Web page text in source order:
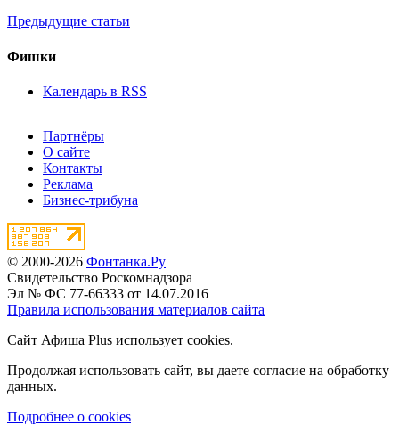
Предыдущие статьи
Фишки
Календарь в RSS
Партнёры
О сайте
Контакты
Реклама
Бизнес-трибуна
© 2000-2026 Фонтанка.Ру
Свидетельство Роскомнадзора
Эл № ФС 77-66333 от 14.07.2016
Правила использования материалов сайта
Сайт Афиша Plus использует cookies.
Продолжая использовать сайт, вы даете согласие на обработку
данных.
Подробнее о cookies